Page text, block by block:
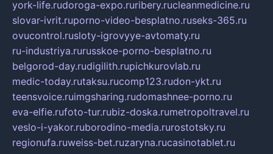
york-life.rudoroga-expo.ruribery.rucleanmedicine.ru
slovar-ivrit.ruporno-video-besplatno.ruseks-365.ru
ovucontrol.rusloty-igrovyye-avtomaty.ru
ru-industriya.rurusskoe-porno-besplatno.ru
belgorod-day.rudigilith.rupichkurovlab.ru
medic-today.rutaksu.rucomp123.rudon-ykt.ru
teensvoice.ruimgsharing.rudomashnee-porno.ru
eva-elfie.rufoto-tur.rubiz-doska.rumetropoltravel.ru
veslo-i-yakor.ruborodino-media.rurostotsky.ru
regionufa.ruweiss-bet.ruzaryna.rucasinotablet.ru